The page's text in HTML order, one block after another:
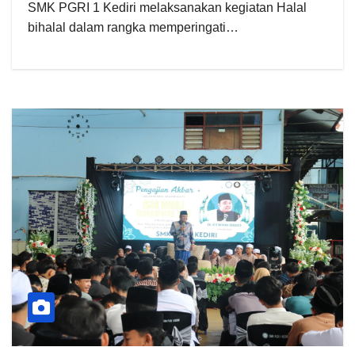
SMK PGRI 1 Kediri melaksanakan kegiatan Halal
bihalal dalam rangka memperingati…